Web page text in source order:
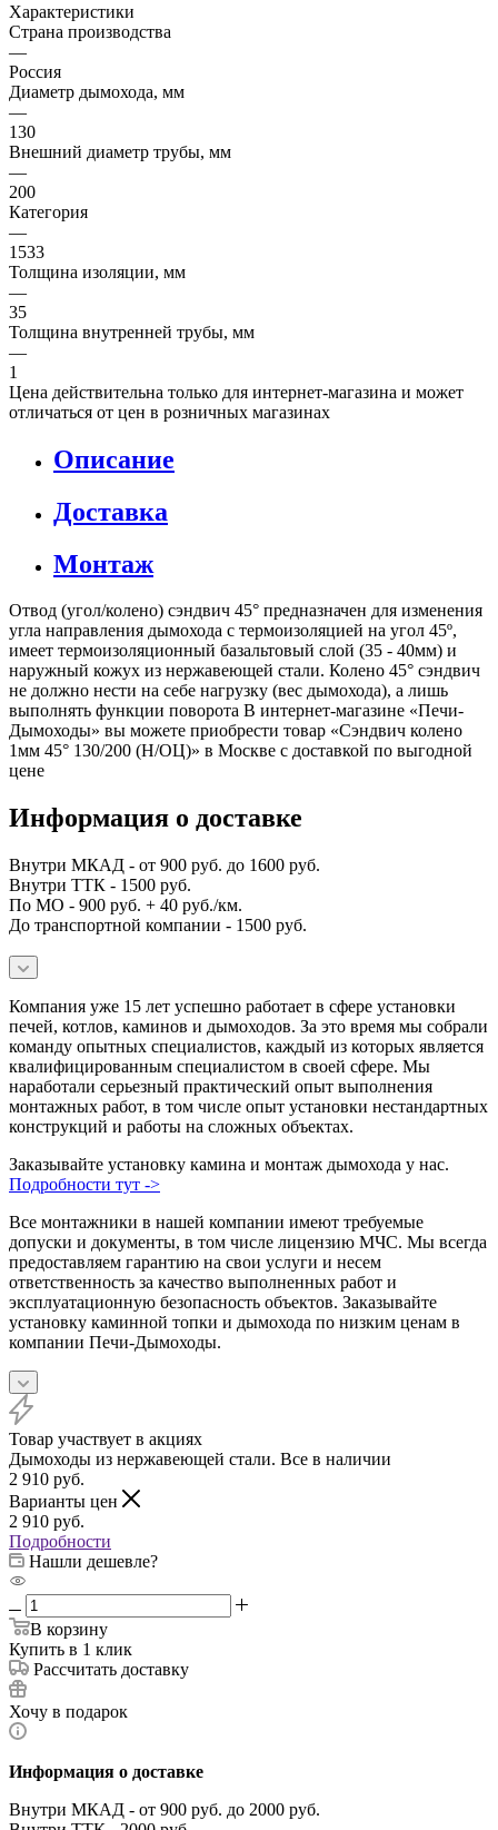
Характеристики
Страна производства
—
Россия
Диаметр дымохода, мм
—
130
Внешний диаметр трубы, мм
—
200
Категория
—
1533
Толщина изоляции, мм
—
35
Толщина внутренней трубы, мм
—
1
Цена действительна только для интернет-магазина и может
отличаться от цен в розничных магазинах
Описание
Доставка
Монтаж
Отвод (угол/колено) сэндвич 45° предназначен для изменения
угла направления дымохода с термоизоляцией на угол 45º,
имеет термоизоляционный базальтовый слой (35 - 40мм) и
наружный кожух из нержавеющей стали. Колено 45° сэндвич
не должно нести на себе нагрузку (вес дымохода), а лишь
выполнять функции поворота В интернет-магазине «Печи-
Дымоходы» вы можете приобрести товар «Сэндвич колено
1мм 45° 130/200 (Н/ОЦ)» в Москве с доставкой по выгодной
цене
Информация о доставке
Внутри МКАД - от 900 руб. до 1600 руб.
Внутри ТТК - 1500 руб.
По МО - 900 руб. + 40 руб./км.
До транспортной компании - 1500 руб.
Компания уже 15 лет успешно работает в сфере установки
печей, котлов, каминов и дымоходов. За это время мы собрали
команду опытных специалистов, каждый из которых является
квалифицированным специалистом в своей сфере. Мы
наработали серьезный практический опыт выполнения
монтажных работ, в том числе опыт установки нестандартных
конструкций и работы на сложных объектах.
Заказывайте установку камина и монтаж дымохода у нас.
Подробности тут ->
Все монтажники в нашей компании имеют требуемые
допуски и документы, в том числе лицензию МЧС. Мы всегда
предоставляем гарантию на свои услуги и несем
ответственность за качество выполненных работ и
эксплуатационную безопасность объектов. Заказывайте
установку каминной топки и дымохода по низким ценам в
компании Печи-Дымоходы.
Товар участвует в акциях
Дымоходы из нержавеющей стали. Все в наличии
2 910 руб.
Варианты цен
2 910 руб.
Подробности
Нашли дешевле?
В корзину
Купить в 1 клик
Рассчитать доставку
Хочу в подарок
Информация о доставке
Внутри МКАД - от 900 руб. до 2000 руб.